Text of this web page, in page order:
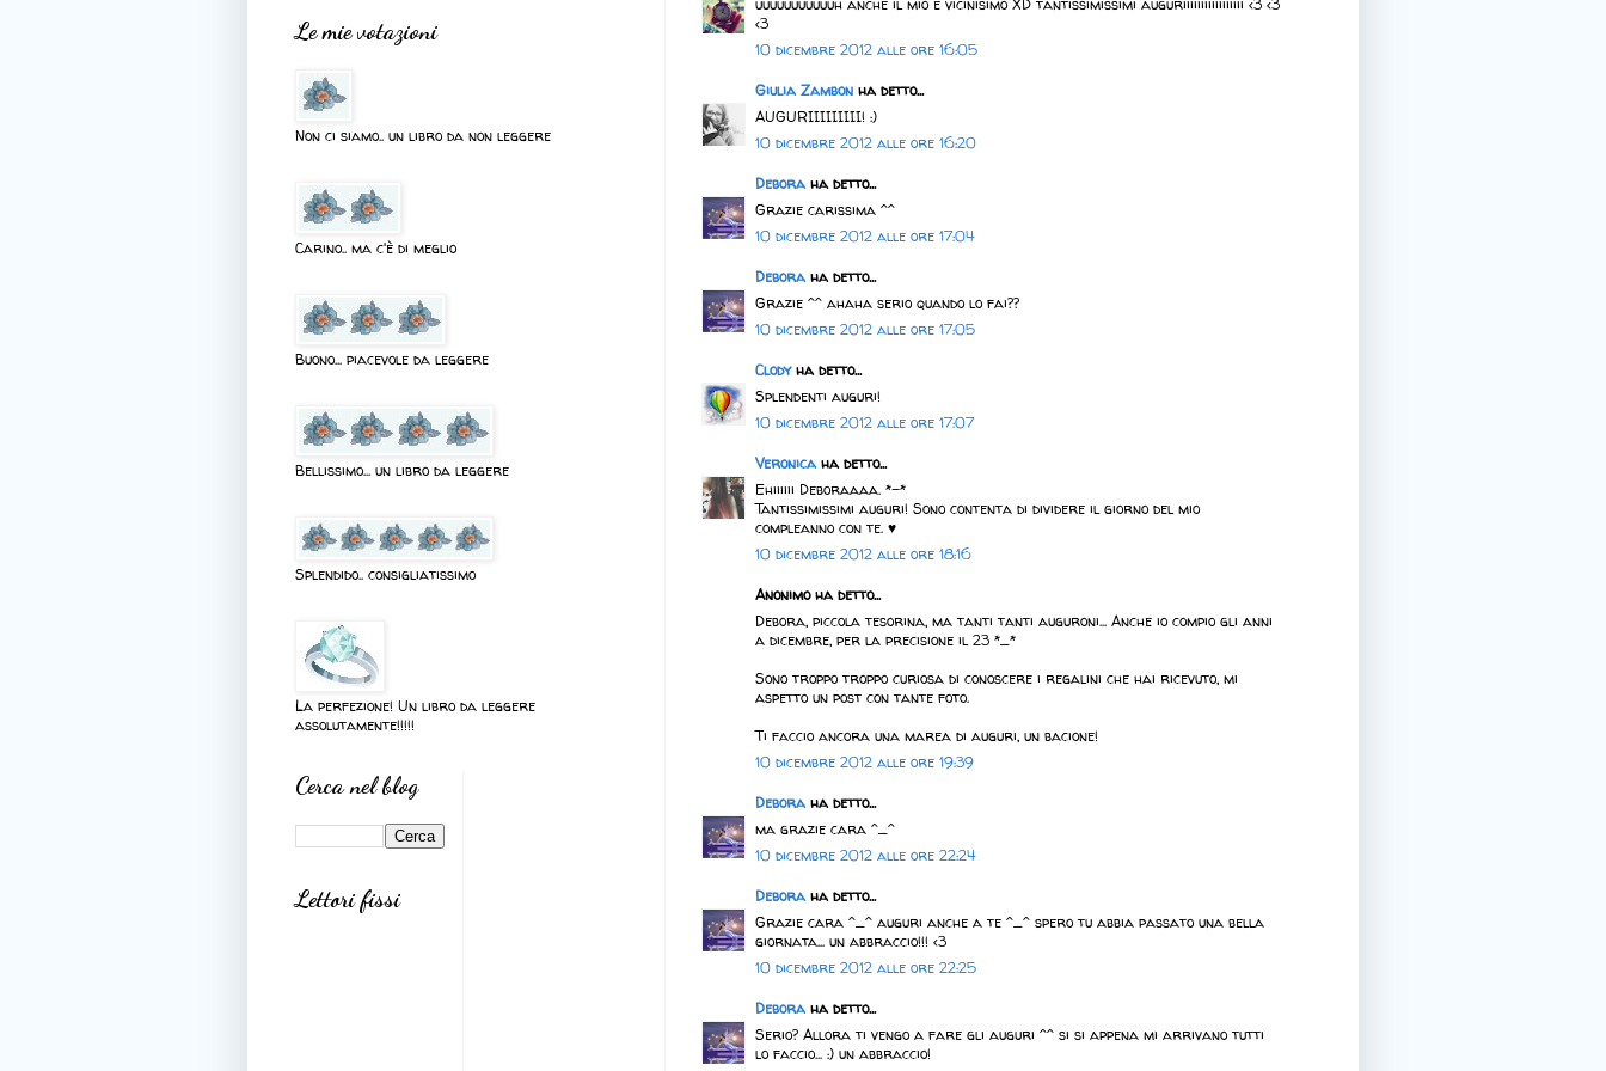
<3
10 dicembre 2012 alle ore 16:05
Giulia Zambon ha detto...
AUGURIIIIIIIII! :)
10 dicembre 2012 alle ore 16:20
Debora ha detto...
Grazie carissima ^^
10 dicembre 2012 alle ore 17:04
Debora ha detto...
Grazie ^^ ahaha serio quando lo fai??
10 dicembre 2012 alle ore 17:05
Clodyha detto...
Splendenti auguri!
10 dicembre 2012 alle ore 17:07
Veronica ha detto...
Ehiiiiii Deboraaaa. *-*
Tantissimissimi auguri! Sono contenta di dividere il giorno del mio
compleanno con te. ♥
10 dicembre 2012 alle ore 18:16
Anonimo ha detto...
Debora, piccola tesorina, ma tanti tanti auguroni... Anche io compio gli anni
a dicembre, per la precisione il 23 *_*
Sono troppo troppo curiosa di conoscere i regalini che hai ricevuto, mi
aspetto un post con tante foto.
Ti faccio ancora una marea di auguri, un bacione!
10 dicembre 2012 alle ore 19:39
Debora ha detto...
ma grazie cara ^_^
10 dicembre 2012 alle ore 22:24
Debora ha detto...
Grazie cara ^_^ auguri anche a te ^_^ spero tu abbia passato una bella
giornata... un abbraccio!!! <3
10 dicembre 2012 alle ore 22:25
Debora ha detto...
Serio? Allora ti vengo a fare gli auguri ^^ si si appena mi arrivano tutti
lo faccio... :) un abbraccio!
Le mie votazioni
Non ci siamo.. un libro da non leggere
Carino.. ma c'è di meglio
Buono... piacevole da leggere
Bellissimo... un libro da leggere
Splendido.. consigliatissimo
La perfezione! Un libro da leggere
assolutamente!!!!!
Cerca nel blog
Lettori fissi